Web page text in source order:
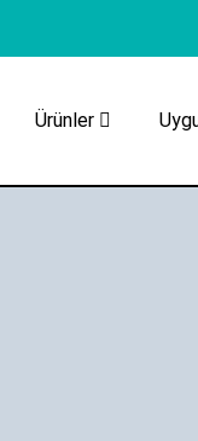
Ürünler